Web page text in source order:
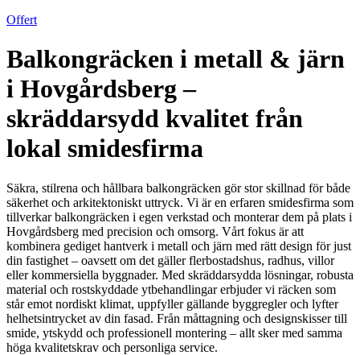
Offert
Balkongräcken i metall & järn
i Hovgårdsberg –
skräddarsydd kvalitet från
lokal smidesfirma
Säkra, stilrena och hållbara balkongräcken gör stor skillnad för både
säkerhet och arkitektoniskt uttryck. Vi är en erfaren smidesfirma som
tillverkar balkongräcken i egen verkstad och monterar dem på plats i
Hovgårdsberg med precision och omsorg. Vårt fokus är att
kombinera gediget hantverk i metall och järn med rätt design för just
din fastighet – oavsett om det gäller flerbostadshus, radhus, villor
eller kommersiella byggnader. Med skräddarsydda lösningar, robusta
material och rostskyddade ytbehandlingar erbjuder vi räcken som
står emot nordiskt klimat, uppfyller gällande byggregler och lyfter
helhetsintrycket av din fasad. Från måttagning och designskisser till
smide, ytskydd och professionell montering – allt sker med samma
höga kvalitetskrav och personliga service.